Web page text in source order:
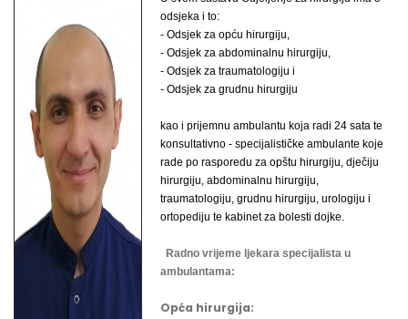
odsjeka i to:
- Odsjek za opću hirurgiju,
- Odsjek za abdominalnu hirurgiju,
- Odsjek za traumatologiju i
- Odsjek za grudnu hirurgiju
kao i prijemnu ambulantu koja radi 24 sata te
konsultativno - specijalističke ambulante koje
rade po rasporedu za opštu hirurgiju, dječiju
hirurgiju, abdominalnu hirurgiju,
traumatologiju, grudnu hirurgiju, urologiju i
ortopediju te kabinet za bolesti dojke.
Radno vrijeme ljekara specijalista u
ambulantama:
Opća hirurgija: